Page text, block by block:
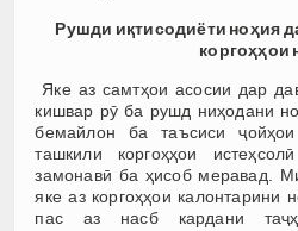
Рушди иқтисодиёти ноҳия
коргоҳҳои
Яке аз самтҳои асосии дар
кишвар рӯ ба рушд ниҳодани
бемайлон ба таъсиси
ташкили коргоҳҳои
замонавӣ ба ҳисоб меравад.
яке аз коргоҳҳои калонтарини
пас аз насб кардани